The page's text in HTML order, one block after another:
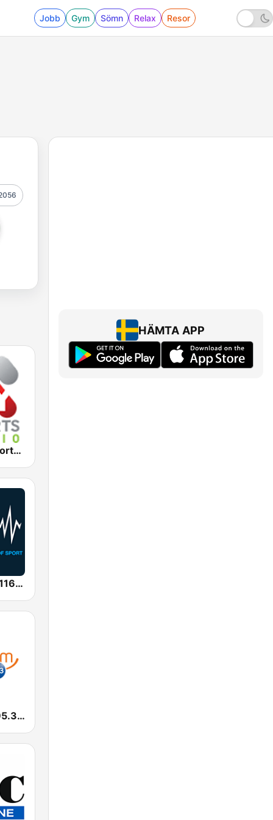
Jobb Gym Sömn Relax Resor
2KY - Sky Sports Radio
SEN Sports 1116 AM
Smooth FM 95.3 Sydney
HÄMTA APP